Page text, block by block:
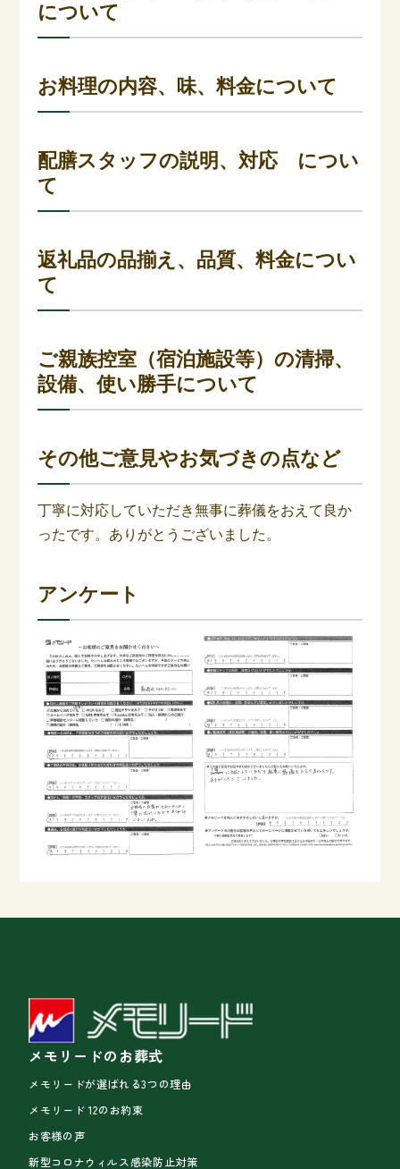
について
お料理の内容、味、料金について
配膳スタッフの説明、対応 につい
て
返礼品の品揃え、品質、料金につい
て
ご親族控室（宿泊施設等）の清掃、
設備、使い勝手について
その他ご意見やお気づきの点など
丁寧に対応していただき無事に葬儀をおえて良か
ったです。ありがとうございました。
アンケート
メモリードのお葬式
メモリードが選ばれる3つの理由
メモリード 12のお約束
お客様の声
新型コロナウィルス感染防止対策